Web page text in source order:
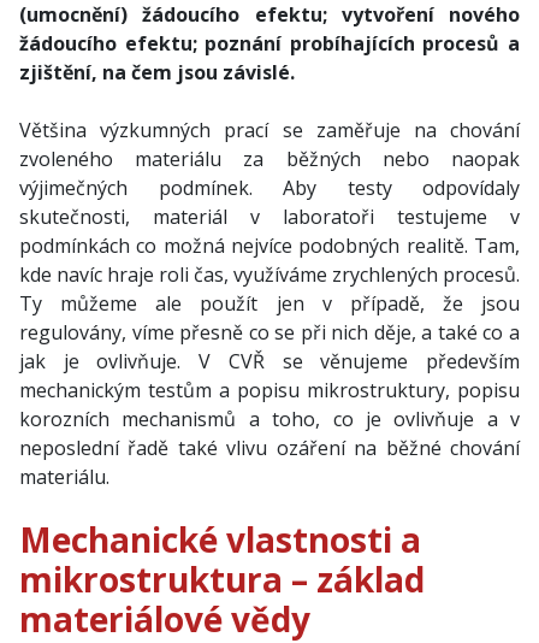
(umocnění) žádoucího efektu; vytvoření nového
žádoucího efektu; poznání probíhajících procesů a
zjištění, na čem jsou závislé.
Většina výzkumných prací se zaměřuje na chování
zvoleného materiálu za běžných nebo naopak
výjimečných podmínek. Aby testy odpovídaly
skutečnosti, materiál v laboratoři testujeme v
podmínkách co možná nejvíce podobných realitě. Tam,
kde navíc hraje roli čas, využíváme zrychlených procesů.
Ty můžeme ale použít jen v případě, že jsou
regulovány, víme přesně co se při nich děje, a také co a
jak je ovlivňuje. V CVŘ se věnujeme především
mechanickým testům a popisu mikrostruktury, popisu
korozních mechanismů a toho, co je ovlivňuje a v
neposlední řadě také vlivu ozáření na běžné chování
materiálu.
Mechanické vlastnosti a
mikrostruktura – základ
materiálové vědy